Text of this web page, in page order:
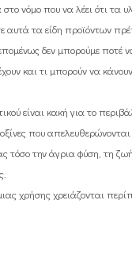
νόμο που να λέει ότι τα
αυτά τα είδη προϊόντων
δεν μπορούμε ποτέ
και τι μπορούν να
είναι κακή για το
που
τόσο την άγρια ​​φύση, τη
χρήσης χρειάζονται